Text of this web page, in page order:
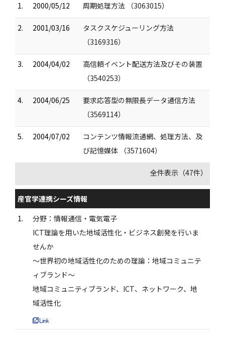
1.
2000/05/12 周期処理方法 （3063015）
2. 2001/03/16
タスクスケジューリング方法
（3169316）
3. 2004/04/02
高信頼イベント配送方法及びその装置
（3540253）
4. 2004/06/25
要求応答型の無限長データ通信方法
（3569114）
5. 2004/07/02
コンテンツ情報流通網、処理方法、及
び記憶媒体 （3571604）
全件表示（47件）
産官学連携シーズ情報
1.
分野：情報通信・電気電子
ICT理論を用いた地域活性化・ビジネス創発を行いま
せんか
～世界初の地域活性化のための理論：地域コミュニテ
ィブランド～
地域コミュニティブランド、ICT、ネットワーク、地
域活性化